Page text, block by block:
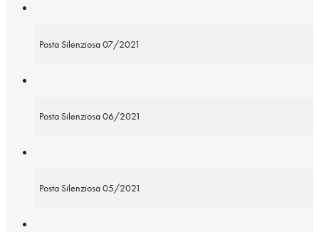
Posta Silenziosa 07/2021
Posta Silenziosa 06/2021
Posta Silenziosa 05/2021